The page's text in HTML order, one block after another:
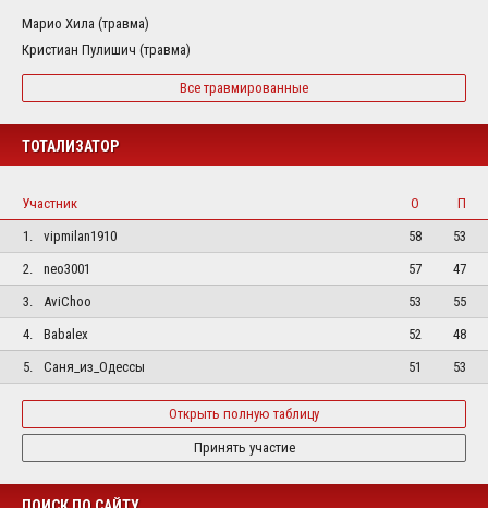
Марио Хила (травма)
Кристиан Пулишич (травма)
Все травмированные
ТОТАЛИЗАТОР
Участник О
П
1.
vipmilan1910 58
53
2.
neo3001 57
47
3.
AviChoo 53
55
4.
Babalex 52
48
5.
Саня_из_Одессы 51 53
Открыть полную таблицу
Принять участие